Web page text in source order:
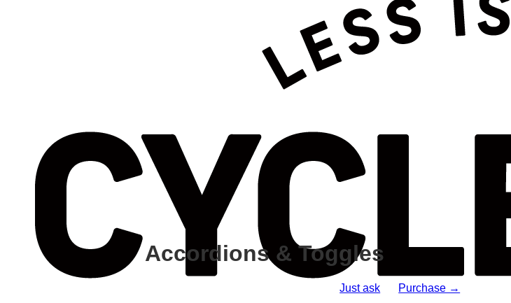
Accordions & Toggles
VESO offers multiple styles. Question?Just ask Purchase →